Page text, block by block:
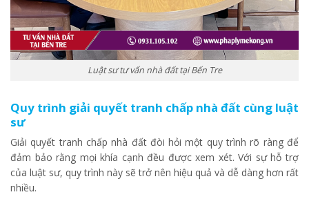
Luật sư tư vấn nhà đất tại Bến Tre
Quy trình giải quyết tranh chấp nhà đất cùng luật
sư
Giải quyết tranh chấp nhà đất đòi hỏi một quy trình rõ ràng để
đảm bảo rằng mọi khía cạnh đều được xem xét. Với sự hỗ trợ
của luật sư, quy trình này sẽ trở nên hiệu quả và dễ dàng hơn rất
nhiều.